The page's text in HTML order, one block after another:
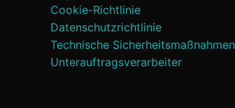
Cookie-Richtlinie
Datenschutzrichtlinie
Technische Sicherheitsmaßnahmen
Unterauftragsverarbeiter